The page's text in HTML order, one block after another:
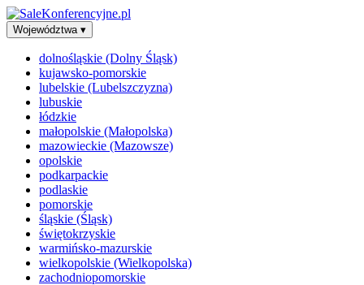
Województwa ▾
dolnośląskie (Dolny Śląsk)
kujawsko-pomorskie
lubelskie (Lubelszczyzna)
lubuskie
łódzkie
małopolskie (Małopolska)
mazowieckie (Mazowsze)
opolskie
podkarpackie
podlaskie
pomorskie
śląskie (Śląsk)
świętokrzyskie
warmińsko-mazurskie
wielkopolskie (Wielkopolska)
zachodniopomorskie